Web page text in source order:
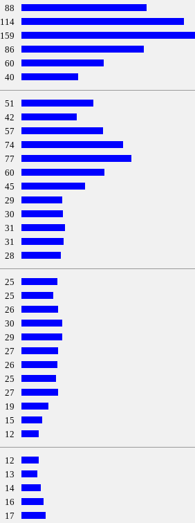
88
114
159
86
60
40
51
42
57
74
77
60
45
29
30
31
31
28
25
25
26
30
29
27
26
25
27
19
15
12
12
13
14
16
17